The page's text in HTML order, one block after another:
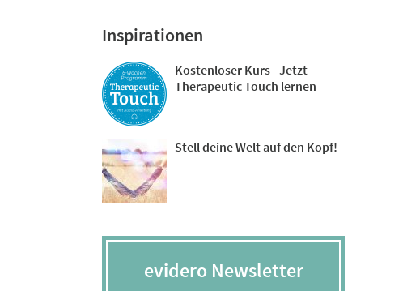
Inspirationen
Kostenloser Kurs - Jetzt
Therapeutic Touch lernen
Stell deine Welt auf den Kopf!
evidero Newsletter